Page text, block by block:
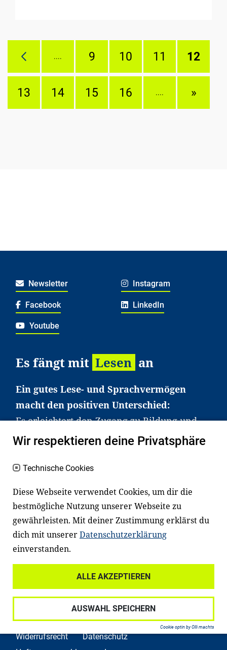
.... 9 10 11 12
13 14 15 16 .... »
Newsletter Instagram
Facebook LinkedIn
Youtube
Es fängt mit Lesen an
Ein gutes Lese- und Sprachvermögen
macht den positiven Unterschied:
Es erleichtert den Zugang zu Bildung und
einem erfolgreichen Berufsleben. Viele
haben aber große Schwierigkeiten dabei.
an Familien sowie an Erzieher*innen,
Lehrer*innen und andere
Fachexpert*innen. Dafür arbeiten wir eng
mit Ministerien, wissenschaftlichen
Einrichtungen, Verbänden, Unternehmen
und anderen Stiftungen zusammen.
Widerrufsrecht
Datenschutz
Wir respektieren deine Privatsphäre
Technische Cookies
Diese Webseite verwendet Cookies, um dir die
bestmögliche Nutzung unserer Webseite zu
gewährleisten. Mit deiner Zustimmung erklärst du
dich mit unsererDatenschutzerklärung
einverstanden.
ALLE AKZEPTIEREN
AUSWAHL SPEICHERN
Cookie optin by Olli machts